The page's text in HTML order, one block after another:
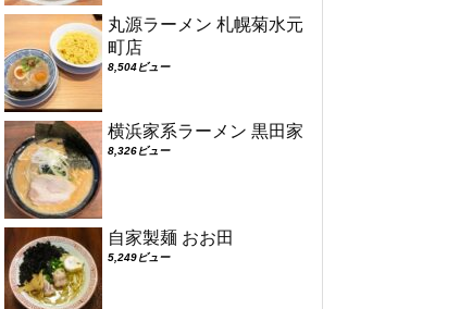
丸源ラーメン 札幌菊水元
町店
8,504ビュー
横浜家系ラーメン 黒田家
8,326ビュー
自家製麺 おお田
5,249ビュー